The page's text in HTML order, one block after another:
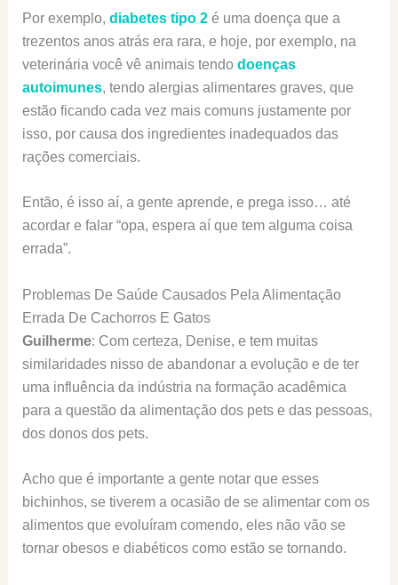
Por exemplo, diabetes tipo 2é uma doença que a
trezentos anos atrás era rara, e hoje, por exemplo, na
veterinária você vê animais tendo doenças
autoimunes, tendo alergias alimentares graves, que
estão ficando cada vez mais comuns justamente por
isso, por causa dos ingredientes inadequados das
rações comerciais.
Então, é isso aí, a gente aprende, e prega isso… até
acordar e falar “opa, espera aí que tem alguma coisa
errada”.
Problemas De Saúde Causados Pela Alimentação
Errada De Cachorros E Gatos
Guilherme: Com certeza, Denise, e tem muitas
similaridades nisso de abandonar a evolução e de ter
uma influência da indústria na formação acadêmica
para a questão da alimentação dos pets e das pessoas,
dos donos dos pets.
Acho que é importante a gente notar que esses
bichinhos, se tiverem a ocasião de se alimentar com os
alimentos que evoluíram comendo, eles não vão se
tornar obesos e diabéticos como estão se tornando.